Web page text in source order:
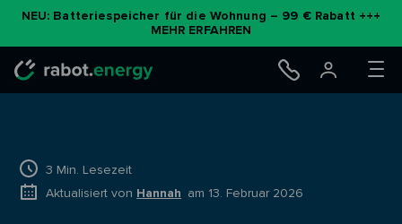
NEU: Batteriespeicher für die Wohnung – 99 € Rabatt +++
MEHR ERFAHREN
3 Min. Lesezeit
Aktualisiert von Hannah am 13. Februar 2026